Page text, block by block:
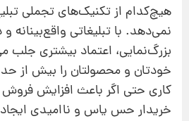
هیچ‌کدام از تکنیک‌های تجملی
نمی‌دهد. با تبلیغاتی واقع‌بینانه و
بزرگ‌نمایی، اعتماد بیشتری جلب
خودتان و محصولتان را بیش از
کاری حتی اگر باعث افزایش
خریدار حس یاس و ناامیدی